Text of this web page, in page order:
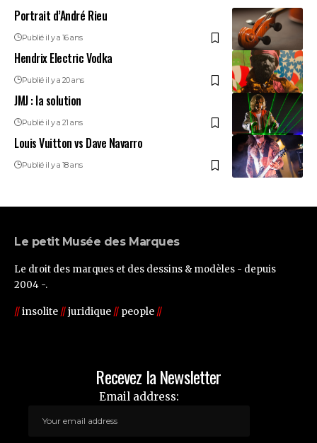
Portrait d’André Rieu
Publié il y a 16 ans
Hendrix Electric Vodka
Publié il y a 20 ans
JMJ : la solution
Publié il y a 21 ans
Louis Vuitton vs Dave Navarro
Publié il y a 18 ans
Le petit Musée des Marques
Le droit des marques et des dessins & modèles - depuis
2004 -.
//insolite //juridique // people //
Recevez la Newsletter
Email address: